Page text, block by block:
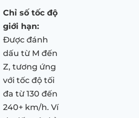
Chỉ số tốc độ
giới hạn:
Được đánh
dấu từ M đến
Z, tương ứng
với tốc độ tối
đa từ 130 đến
240+ km/h. Ví